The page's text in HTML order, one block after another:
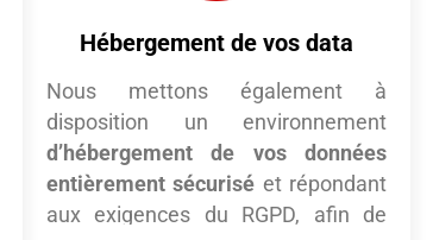
Hébergement de vos data
Nous mettons également à
disposition un environnement
d’hébergement de vos données
entièrement sécurisé et répondant
aux exigences du RGPD, afin de